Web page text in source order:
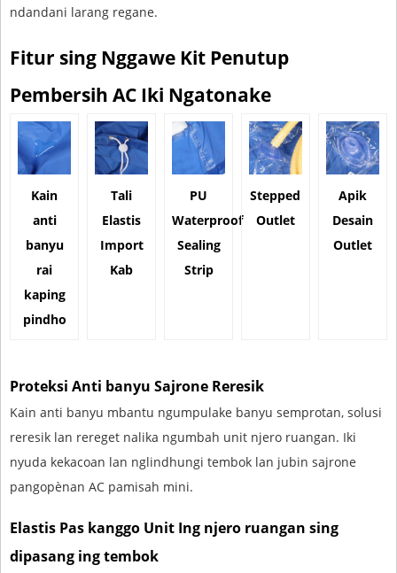
ndandani larang regane.
Fitur sing Nggawe Kit Penutup
Pembersih AC Iki Ngatonake
Kain
anti
banyu
rai
kaping
pindho
Tali
Elastis
Import
Kab
PU
Waterproof
Sealing
Strip
Stepped
Outlet
Apik
Desain
Outlet
Proteksi Anti banyu Sajrone Reresik
Kain anti banyu mbantu ngumpulake banyu semprotan, solusi
reresik lan rereget nalika ngumbah unit njero ruangan. Iki
nyuda kekacoan lan nglindhungi tembok lan jubin sajrone
pangopènan AC pamisah mini.
Elastis Pas kanggo Unit Ing njero ruangan sing
dipasang ing tembok